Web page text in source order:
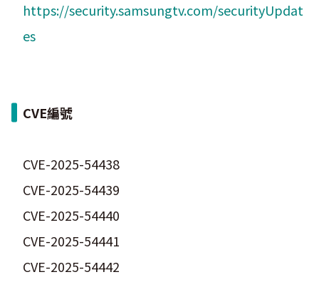
https://security.samsungtv.com/securityUpdat
es
CVE編號
CVE-2025-54438
CVE-2025-54439
CVE-2025-54440
CVE-2025-54441
CVE-2025-54442